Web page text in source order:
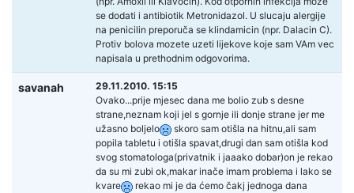
se dodati i antibiotik Metronidazol. U slucaju alergije
na penicilin preporuča se klindamicin (npr. Dalacin C).
Protiv bolova mozete uzeti lijekove koje sam VAm vec
napisala u prethodnim odgovorima.
savanah
29.11.2010. 15:15
Ovako...prije mjesec dana me bolio zub s desne
strane,neznam koji jel s gornje ili donje strane jer me
užasno boljelo
skoro sam otišla na hitnu,ali sam
popila tabletu i otišla spavat,drugi dan sam otišla kod
svog stomatologa(privatnik i jaaako dobar)on je rekao
da su mi zubi ok,makar inače imam problema i lako se
kvare
rekao mi je da ćemo čakj jednoga dana